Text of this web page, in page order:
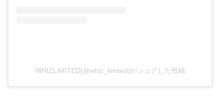
WHIZLIMITED(@whiz_limited)がシェアした投稿